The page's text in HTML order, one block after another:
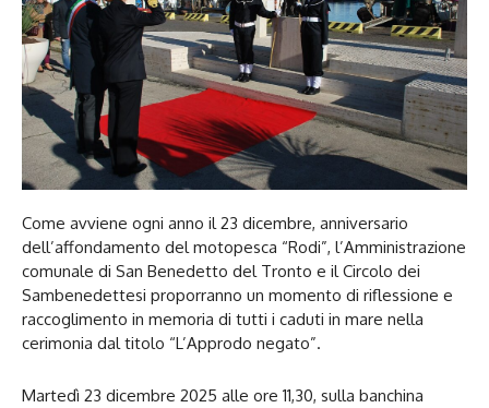
Come avviene ogni anno il 23 dicembre, anniversario
dell’affondamento del motopesca “Rodi”, l’Amministrazione
comunale di San Benedetto del Tronto e il Circolo dei
Sambenedettesi proporranno un momento di riflessione e
raccoglimento in memoria di tutti i caduti in mare nella
cerimonia dal titolo “L’Approdo negato”.
Martedì 23 dicembre 2025 alle ore 11,30, sulla banchina